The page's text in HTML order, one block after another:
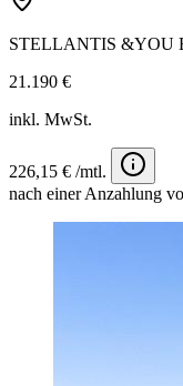
STELLANTIS &YOU
21.190 €
inkl. MwSt.
226,15 € /mtl.
nach einer Anzahlung